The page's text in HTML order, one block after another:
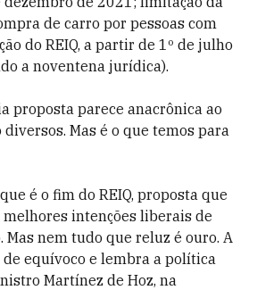
de carro por pessoas com
do REIQ, a partir de 1º de julho
a noventena jurídica).
proposta parece anacrônica ao
Mas é o que temos para
é o fim do REIQ, proposta que
intenções liberais de
Mas nem tudo que reluz é ouro. A
equívoco e lembra a política
Martínez de Hoz, na